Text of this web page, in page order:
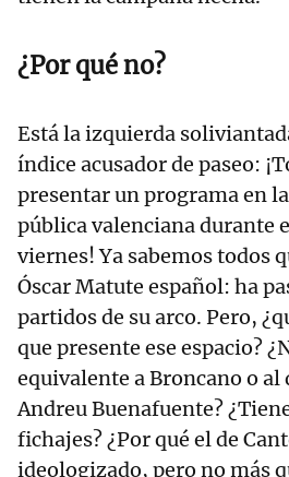
¿Por qué no?
Está la izquierda
índice acusador de paseo:
presentar un programa en
pública valenciana durante
viernes! Ya sabemos todos
Óscar Matute español: ha
partidos de su arco. Pero,
que presente ese espacio?
equivalente a Broncano o al
Andreu Buenafuente?
fichajes? ¿Por qué el de
ideologizado, pero no más